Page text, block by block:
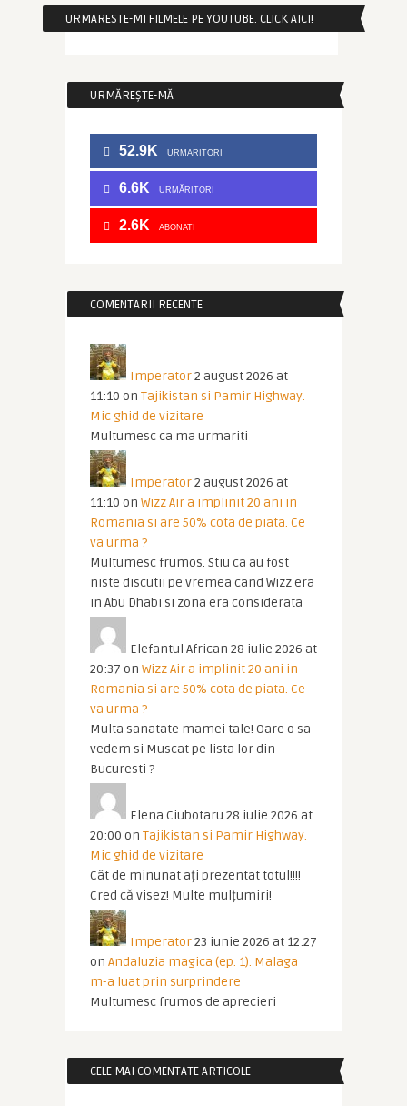
URMARESTE-MI FILMELE PE YOUTUBE. CLICK AICI!
URMĂREȘTE-MĂ
52.9K URMARITORI
6.6K URMĂRITORI
2.6K ABONATI
COMENTARII RECENTE
Imperator2 august 2026 at
11:10 on Tajikistan si Pamir Highway.
Mic ghid de vizitare
Multumesc ca ma urmariti
Imperator2 august 2026 at
11:10 on Wizz Air a implinit 20 ani in
Romania si are 50% cota de piata. Ce
va urma ?
Multumesc frumos. Stiu ca au fost
niste discutii pe vremea cand Wizz era
in Abu Dhabi si zona era considerata
Elefantul African 28 iulie 2026 at
20:37 on Wizz Air a implinit 20 ani in
Romania si are 50% cota de piata. Ce
va urma ?
Multa sanatate mamei tale! Oare o sa
vedem si Muscat pe lista lor din
Bucuresti ?
Elena Ciubotaru 28 iulie 2026 at
20:00 on Tajikistan si Pamir Highway.
Mic ghid de vizitare
Cât de minunat ați prezentat totul!!!!
Cred că visez! Multe mulțumiri!
Imperator23 iunie 2026 at 12:27
on Andaluzia magica (ep. 1). Malaga
m-a luat prin surprindere
Multumesc frumos de aprecieri
CELE MAI COMENTATE ARTICOLE